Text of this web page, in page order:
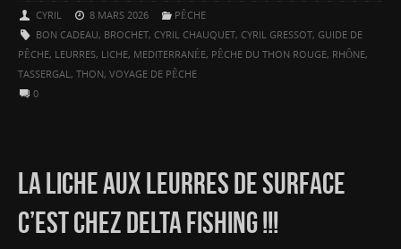
CYRIL 8 MARS 2026
PÊCHE
BON CADEAU, BROCHET, CYRIL CHAUQUET, CYRIL GRESSOT, GUIDE DE
PÊCHE, LEURRES, LICHE, MEDITERRANÉE, PÊCHE DU THON ROUGE, RHÔNE,
TASSERGAL, THON, VOYAGE DE PÊCHE
0
LA LICHE AUX LEURRES DE SURFACE
C’EST CHEZ DELTA FISHING !!!